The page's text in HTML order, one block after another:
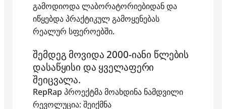
გამოდიოდა ლაბორატორიებიდან და
იწყებდა პრაქტიკულ გამოყენებას
რეალურ სფეროებში.
შემდეგ მოვიდა 2000-იანი წლების
დასაწყისი და ყველაფერი
შეიცვალა.
RepRap პროექტმა მოახდინა ნამდვილი
რევოლუცია: შეიქმნა